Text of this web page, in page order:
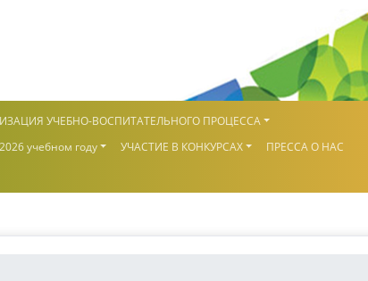
УЧЕБНО-ВОСПИТАТЕЛЬНОГО ПРОЦЕССА
учебном году УЧАСТИЕ В КОНКУРСАХ
ПРЕССА О НАС